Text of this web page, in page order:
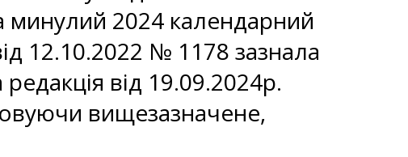
минулий 2024 календарний
12.10.2022 № 1178 зазнала
від 19.09.2024р.
вищезазначене,